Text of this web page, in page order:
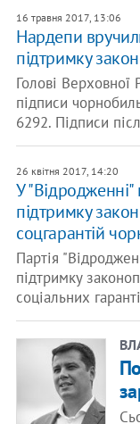
16 травня 2017, 13:06
Нардепи
підтримку
Голові
підписи
6292. Підписи
26 квітня 2017, 14:20
У "Відродженні"
підтримку
соцгарантій
Партія
підтримку
соціальних